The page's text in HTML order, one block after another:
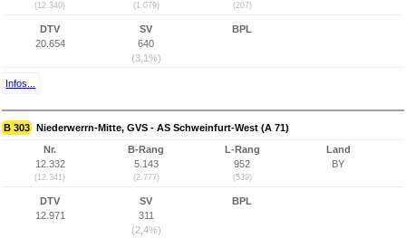
(12.340) (1.079) (207)
DTV
20.654
SV
640
(3,1%)
BPL
Infos...
B 303 Niederwerrn-Mitte, GVS - AS Schweinfurt-West (A 71)
Nr.
12.332
(12.341)
B-Rang
5.143
(2.777)
L-Rang
952
(539)
Land
BY
DTV
12.971
SV
311
(2,4%)
BPL